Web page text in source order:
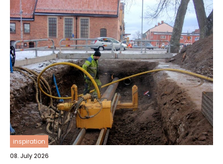
inspiration
08. July 2026